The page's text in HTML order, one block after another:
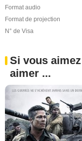
Format audio
Format de projection
N° de Visa
Si vous
aimer ...